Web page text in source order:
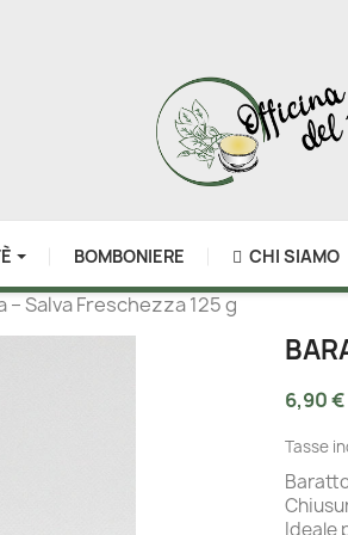
BOMBONIERE CHI SIAMO
Salva Freschezza 125 g
6,90 €
Tasse